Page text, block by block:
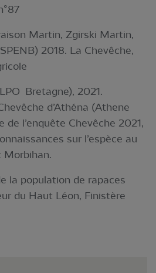
Martin, Zgirski Martin,
2018. La Chevêche,
Bretagne), 2021.
d’Athéna (Athene
de l’enquête Chevêche 2021,
sur l’espèce au
Morbihan.
la population de rapaces
du Haut Léon, Finistère